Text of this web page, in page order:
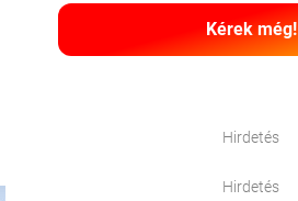
Kérek még!
Hirdetés
Hirdetés